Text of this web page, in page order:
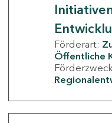
Förderart:
Öffentliche